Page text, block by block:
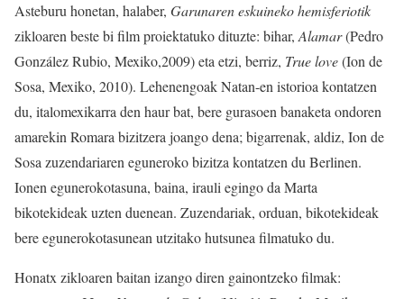
Asteburu honetan, halaber, Garunaren eskuineko hemisferiotik
zikloaren beste bi film proiektatuko dituzte: bihar, Alamar(Pedro
González Rubio, Mexiko,2009) eta etzi, berriz, True love(Ion de
Sosa, Mexiko, 2010). Lehenengoak Natan-en istorioa kontatzen
du, italomexikarra den haur bat, bere gurasoen banaketa ondoren
amarekin Romara bizitzera joango dena; bigarrenak, aldiz, Ion de
Sosa zuzendariaren eguneroko bizitza kontatzen du Berlinen.
Ionen egunerokotasuna, baina, irauli egingo da Marta
bikotekideak uzten duenean. Zuzendariak, orduan, bikotekideak
bere egunerokotasunean utzitako hutsunea filmatuko du.
Honatx zikloaren baitan izango diren gainontzeko filmak: